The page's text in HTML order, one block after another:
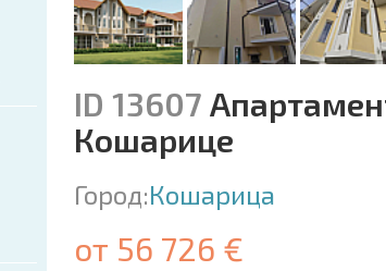
ID 13607
Кошарице
Город:Кошарица
от 56 726 €